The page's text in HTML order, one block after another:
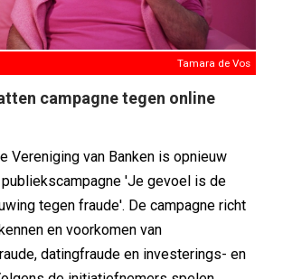
Tamara de Vos
campagne tegen online
Vereniging van Banken is opnieuw
'Je gevoel is de
tegen fraude'. De campagne richt
en voorkomen van
datingfraude en investerings- en